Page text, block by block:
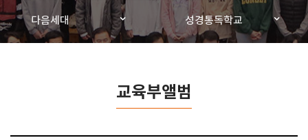
다음세대 성경통독학교
교육부앨범